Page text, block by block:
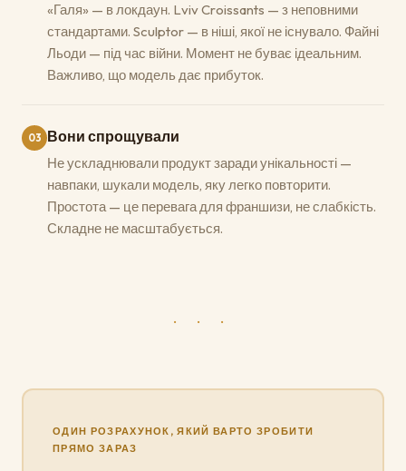
«Галя» — в локдаун. Lviv Croissants — з неповними
стандартами. Sculptor — в ніші, якої не існувало. Файні
Льоди — під час війни. Момент не буває ідеальним.
Важливо, що модель дає прибуток.
03 Вони спрощували
Не ускладнювали продукт заради унікальності —
навпаки, шукали модель, яку легко повторити.
Простота — це перевага для франшизи, не слабкість.
Складне не масштабується.
· · ·
ОДИН РОЗРАХУНОК, ЯКИЙ ВАРТО ЗРОБИТИ
ПРЯМО ЗАРАЗ